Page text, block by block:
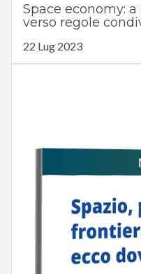
Space economy:
verso regole
22 Lug 2023